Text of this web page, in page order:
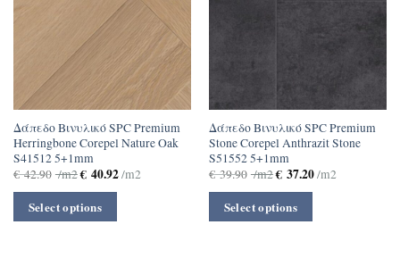
Δάπεδο Βινυλικό SPC Premium
Herringbone Corepel Nature Oak
S41512 5+1mm
€42.90 /m2€40.92/m2
Select options
Δάπεδο Βινυλικό SPC Premium
Stone Corepel Anthrazit Stone
S51552 5+1mm
€39.90 /m2€37.20/m2
Select options